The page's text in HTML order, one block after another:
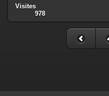
Visites
978